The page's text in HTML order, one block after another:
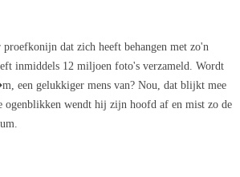
dat zich heeft behangen met zo'n
inmiddels 12 miljoen foto's verzameld. Wordt
een gelukkiger mens van? Nou, dat blijkt mee
ogenblikken wendt hij zijn hoofd af en mist zo de